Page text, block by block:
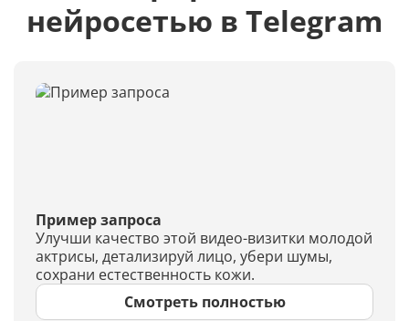
нейросетью в Telegram
Пример запроса
Улучши качество этой видео-визитки молодой
актрисы, детализируй лицо, убери шумы,
сохрани естественность кожи.
Смотреть полностью